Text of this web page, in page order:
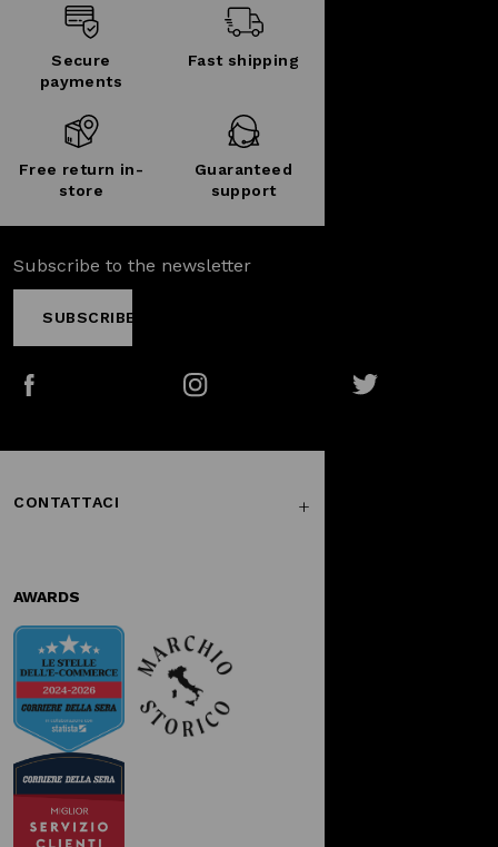
Secure
payments
Fast shipping
Free return in-
store
Guaranteed
support
Subscribe to the newsletter
SUBSCRIBE
CONTATTACI
AWARDS